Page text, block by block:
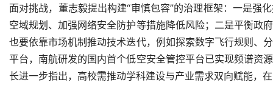
面对挑战，董志毅提出构建“审慎包容”的治理框架：一是强
空域规划、加强网络安全防护等措施降低风险；二是平衡政
也要依靠市场机制推动技术迭代，例如探索数字飞行规则、
平台，南航研发的国内首个低空安全管控平台已实现频谱资
长进一步指出，高校需推动学科建设与产业需求双向赋能，